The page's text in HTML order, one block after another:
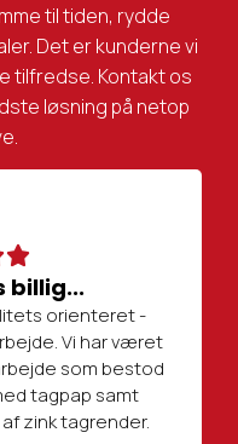
til tiden, rydde
Det er kunderne vi
tilfredse. Kontakt os
løsning på netop
billig...
orienteret -
Vi har været
som bestod
tagpap samt
zink tagrender.